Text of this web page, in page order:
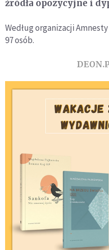
źródła opozycyjne i
Według organizacji
97 osób.